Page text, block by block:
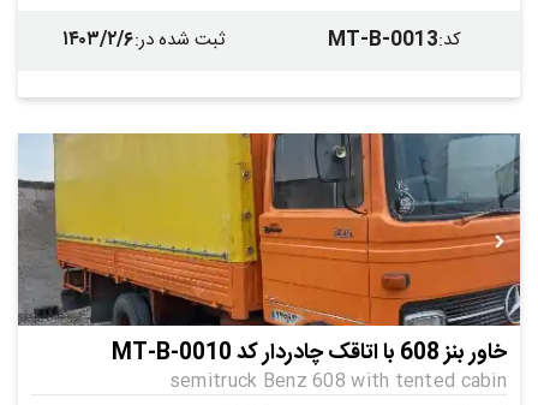
کد:
MT-B-0013 ثبت شده در:۱۴۰۳/۲/۶
خاور بنز 608 با اتاقک چادردار کد MT-B-0010
semitruck Benz 608 with tented cabin